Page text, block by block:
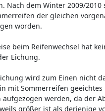
Nach dem Winter 2009/2010
der gleichen
worden.
beim Reifenwechsel hat
Eichung.
wird zum Einen nicht
mit Sommerreifen geeichtes
werden, da der
größer ist als derjenige